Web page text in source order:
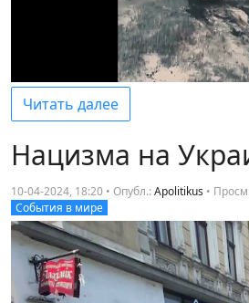
Читать далее
Нацизма на
10-04-2024, 18:20 • Опубл.:Apolitikus •
События в мире